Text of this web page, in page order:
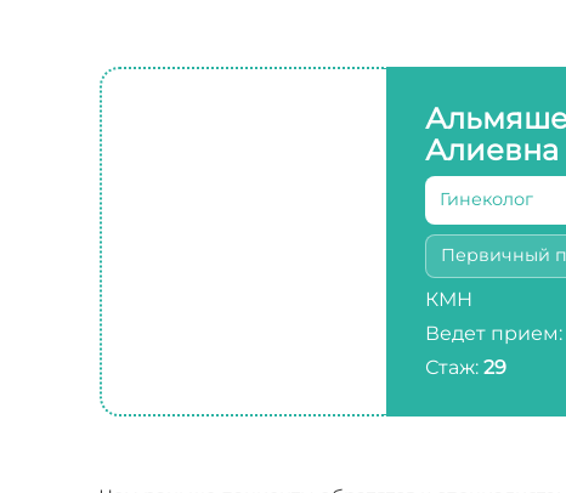
Алиевна
Гинеколог
Первичный
КМН
Ведет прием:
Стаж: 29